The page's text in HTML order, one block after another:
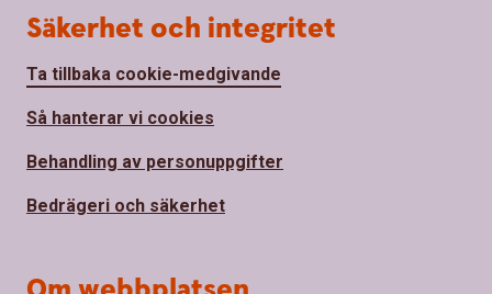
Säkerhet och integritet
Ta tillbaka cookie-medgivande
Så hanterar vi cookies
Behandling av personuppgifter
Bedrägeri och säkerhet